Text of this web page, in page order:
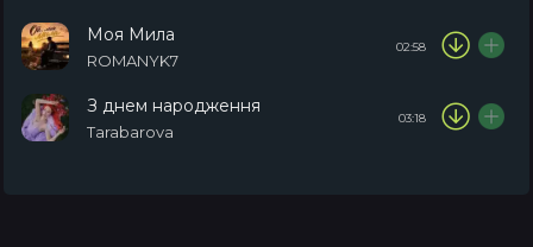
Моя Мила
ROMANYK7
02:58
З днем народження
Tarabarova
03:18